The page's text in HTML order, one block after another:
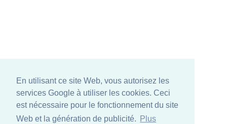
En utilisant ce site Web, vous autorisez les
services Google à utiliser les cookies. Ceci
est nécessaire pour le fonctionnement du site
Web et la génération de publicité.
Plus